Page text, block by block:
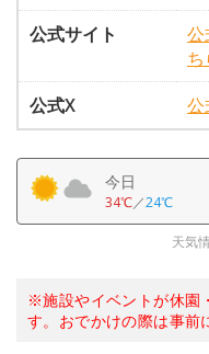
公式サイト
公
ち
公式X
公
今日
34℃／24℃
天気
※施設やイベントが休園
す。おでかけの際は事前